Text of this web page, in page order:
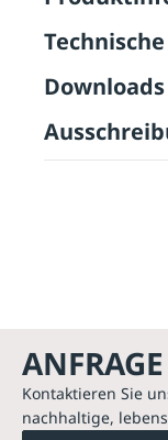
Downloads
ANFRAGE
Kontaktieren Sie
nachhaltige,